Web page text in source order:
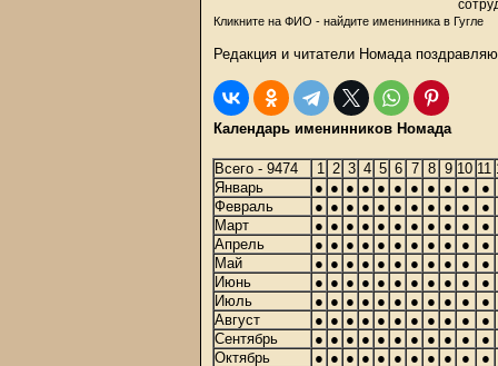
Кликните на ФИО - найдите именинника в Гугле
Редакция и читатели Номада
Календарь именинников Номада
Всего - 9474 1 2 3 4 5 6 7 8 9 10 11
Январь
● ● ● ● ● ● ● ● ● ●
●
Февраль
● ● ● ● ● ● ● ● ● ●
●
Март
● ● ● ● ● ● ● ● ● ●
●
Апрель
● ● ● ● ● ● ● ● ● ●
●
Май
● ● ● ● ● ● ● ● ● ●
●
Июнь
● ● ● ● ● ● ● ● ● ●
●
Июль
● ● ● ● ● ● ● ● ● ●
●
Август
● ● ● ● ● ● ● ● ● ●
●
Сентябрь
● ● ● ● ● ● ● ● ● ●
●
Октябрь
● ● ● ● ● ● ● ● ● ●
●